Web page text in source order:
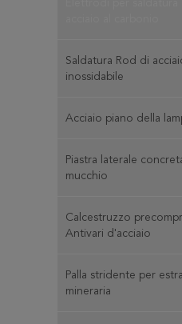
Saldatura Rod di
inossidabile
Acciaio piano della
Piastra laterale
mucchio
Calcestruzzo
Antivari d'acciaio
Palla stridente per
mineraria